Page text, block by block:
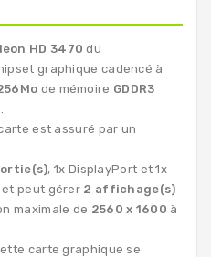
HD 3470 du
graphique cadencé à
de mémoire GDDR3
est assuré par un
, 1x DisplayPort et 1x
et peut gérer 2 affichage(s)
maximale de 2560 x 1600 à
carte graphique se